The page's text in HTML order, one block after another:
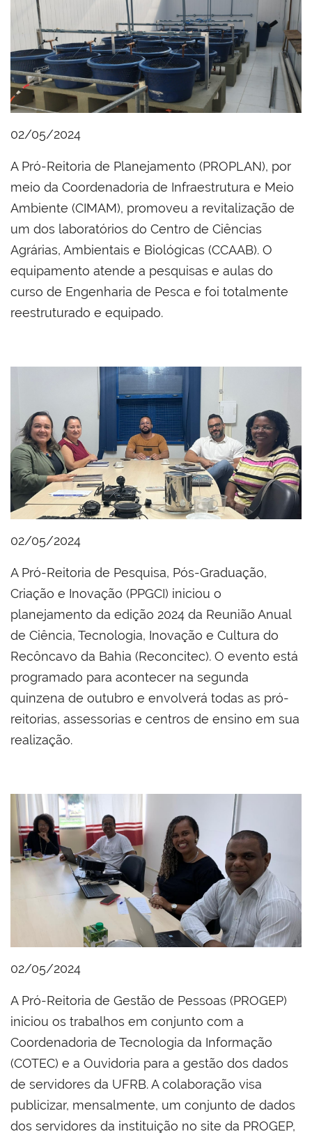
02/05/2024
A Pró-Reitoria de Planejamento (PROPLAN), por
meio da Coordenadoria de Infraestrutura e Meio
Ambiente (CIMAM), promoveu a revitalização de
um dos laboratórios do Centro de Ciências
Agrárias, Ambientais e Biológicas (CCAAB). O
equipamento atende a pesquisas e aulas do
curso de Engenharia de Pesca e foi totalmente
reestruturado e equipado.
02/05/2024
A Pró-Reitoria de Pesquisa, Pós-Graduação,
Criação e Inovação (PPGCI) iniciou o
planejamento da edição 2024 da Reunião Anual
de Ciência, Tecnologia, Inovação e Cultura do
Recôncavo da Bahia (Reconcitec). O evento está
programado para acontecer na segunda
quinzena de outubro e envolverá todas as pró-
reitorias, assessorias e centros de ensino em sua
realização.
02/05/2024
A Pró-Reitoria de Gestão de Pessoas (PROGEP)
iniciou os trabalhos em conjunto com a
Coordenadoria de Tecnologia da Informação
(COTEC) e a Ouvidoria para a gestão dos dados
de servidores da UFRB. A colaboração visa
publicizar, mensalmente, um conjunto de dados
dos servidores da instituição no site da PROGEP,